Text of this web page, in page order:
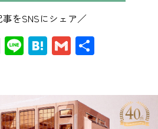
をSNSにシェア／
X LineHatena
Gmail